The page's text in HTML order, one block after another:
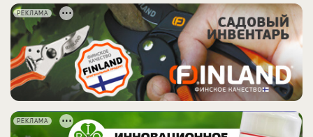
РЕКЛАМА
РЕКЛАМА